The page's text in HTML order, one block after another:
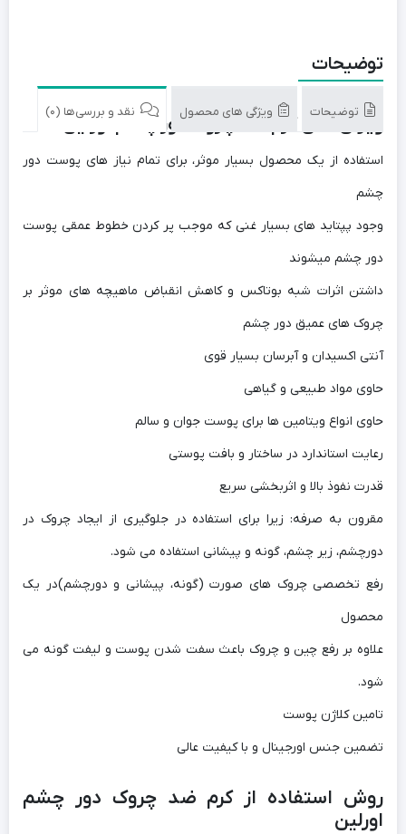
توضیحات ویژگی های محصول نقد و بررسی‌ها (0)
توضیحات
ویژگی های کرم ضد چروک دور چشم اورلین
استفاده از یک محصول بسیار موثر، برای تمام نیاز های پوست دور
چشم
وجود پپتاید های بسیار غنی که موجب پر کردن خطوط عمقی پوست
دور چشم میشوند
داشتن اثرات شبه بوتاکس و کاهش انقباض ماهیچه های موثر بر
چروک های عمیق دور چشم
آنتی اکسیدان و آبرسان بسیار قوی
حاوی مواد طبیعی و گیاهی
حاوی انواع ویتامین ها برای پوست جوان و سالم
رعایت استاندارد در ساختار و بافت پوستی
قدرت نفوذ بالا و اثربخشی سریع
مقرون به صرفه: زیرا برای استفاده در جلوگیری از ایجاد چروک در
دورچشم، زیر چشم، گونه و پیشانی استفاده می شود.
رفع تخصصی چروک های صورت (گونه، پیشانی و دورچشم)در یک
محصول
علاوه بر رفع چین و چروک باعث سفت شدن پوست و لیفت گونه می
شود.
تامین کلاژن پوست
تضمین جنس اورجینال و با کیفیت عالی
روش استفاده از کرم ضد چروک دور چشم
اورلین